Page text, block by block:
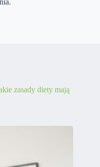
zasady diety mają